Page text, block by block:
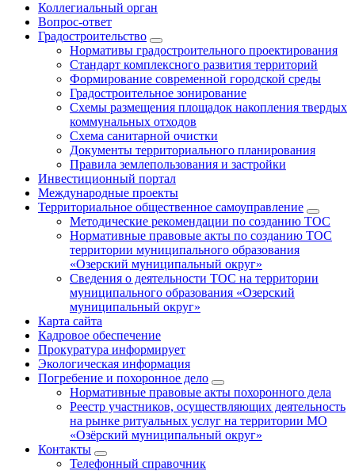
Коллегиальный орган
Вопрос-ответ
Градостроительство
Нормативы градостроительного проектирования
Стандарт комплексного развития территорий
Формирование современной городской среды
Градостроительное зонирование
Схемы размещения площадок накопления твердых
коммунальных отходов
Схема санитарной очистки
Документы территориального планирования
Правила землепользования и застройки
Инвестиционный портал
Международные проекты
Территориальное общественное самоуправление
Методические рекомендации по созданию ТОС
Нормативные правовые акты по созданию ТОС
территории муниципального образования
«Озерский муниципальный округ»
Сведения о деятельности ТОС на территории
муниципального образования «Озерский
муниципальный округ»
Карта сайта
Кадровое обеспечение
Прокуратура информирует
Экологическая информация
Погребение и похоронное дело
Нормативные правовые акты похоронного дела
Реестр участников, осуществляющих деятельность
на рынке ритуальных услуг на территории МО
«Озёрский муниципальный округ»
Контакты
Телефонный справочник